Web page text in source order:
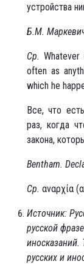
устройства
Б.М.
Ср.
often as
which he
Все, что
раз, когда
закона,
Bentham.
Ср. αναρχία
Источник:
русской
русских и